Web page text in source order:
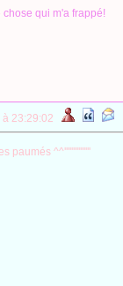
chose qui m'a frappé!
à 23:29:02
paumés ^^'''''''''''''''